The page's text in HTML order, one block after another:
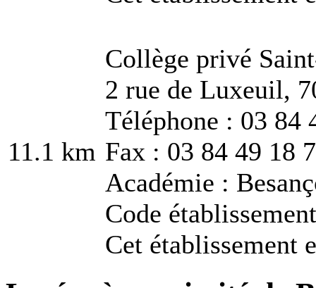
11.1 km
Collège privé
2 rue de Luxeuil,
Téléphone : 03 84
Fax : 03 84 49 18
Académie :
Code
Cet établissement